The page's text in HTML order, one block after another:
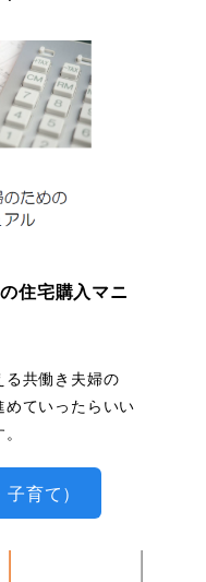
住宅購入マニ
る共働き夫婦の
ていったらいい
育て）